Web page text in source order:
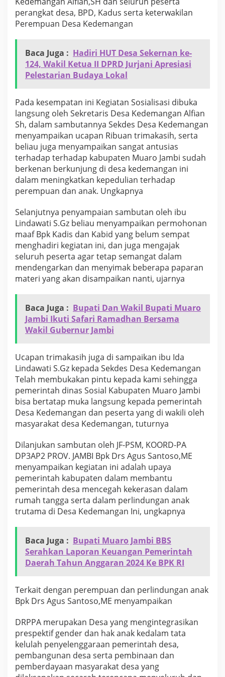
P
P
A
a
b
u
p
e
n
M
u
a
r
o
J
a
b
T
a
h
u
n
2
0
2
perangkat desa, BPD, Kadus serta keterwakilan
Perempuan Desa Kedemangan
Baca Juga : Hadiri HUT Desa Sekernan ke-
124, Wakil Ketua II DPRD Jurjani Apresiasi
Pelestarian Budaya Lokal
Pada kesempatan ini Kegiatan Sosialisasi dibuka
langsung oleh Sekretaris Desa Kedemangan Alfian
Sh, dalam sambutannya Sekdes Desa Kedemangan
menyampaikan ucapan Ribuan trimakasih, serta
beliau juga menyampaikan sangat antusias
terhadap terhadap kabupaten Muaro Jambi sudah
berkenan berkunjung di desa kedemangan ini
dalam meningkatkan kepedulian terhadap
perempuan dan anak. Ungkapnya
Selanjutnya penyampaian sambutan oleh ibu
Lindawati S.Gz beliau menyampaikan permohonan
maaf Bpk Kadis dan Kabid yang belum sempat
menghadiri kegiatan ini, dan juga mengajak
seluruh peserta agar tetap semangat dalam
mendengarkan dan menyimak beberapa paparan
materi yang akan disampaikan nanti, ujarnya
Baca Juga : Bupati Dan Wakil Bupati Muaro
Jambi Ikuti Safari Ramadhan Bersama
Wakil Gubernur Jambi
Ucapan trimakasih juga di sampaikan ibu Ida
Lindawati S.Gz kepada Sekdes Desa Kedemangan
Telah membukakan pintu kepada kami sehingga
pemerintah dinas Sosial Kabupaten Muaro Jambi
bisa bertatap muka langsung kepada pemerintah
Desa Kedemangan dan peserta yang di wakili oleh
masyarakat desa Kedemangan, tuturnya
Dilanjukan sambutan oleh JF-PSM, KOORD-PA
DP3AP2 PROV. JAMBI Bpk Drs Agus Santoso,ME
menyampaikan kegiatan ini adalah upaya
pemerintah kabupaten dalam membantu
pemerintah desa mencegah kekerasan dalam
rumah tangga serta dalam perlindungan anak
trutama di Desa Kedemangan Ini, ungkapnya
Baca Juga : Bupati Muaro Jambi BBS
Serahkan Laporan Keuangan Pemerintah
Daerah Tahun Anggaran 2024 Ke BPK RI
Terkait dengan perempuan dan perlindungan anak
Bpk Drs Agus Santoso,ME menyampaikan
DRPPA merupakan Desa yang mengintegrasikan
prespektif gender dan hak anak kedalam tata
kelulah penyelenggaraan pemerintah desa,
pembangunan desa serta pembinaan dan
pemberdayaan masyarakat desa yang